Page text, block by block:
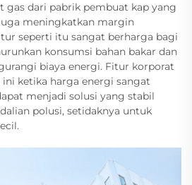
gas dari pabrik pembuat kap yang
meningkatkan margin
seperti itu sangat berharga bagi
konsumsi bahan bakar dan
biaya energi. Fitur korporat
ketika harga energi sangat
menjadi solusi yang stabil
polusi, setidaknya untuk